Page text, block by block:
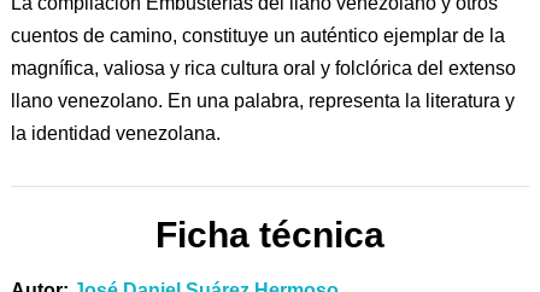
cuentos de camino, constituye un auténtico ejemplar de la
magnífica, valiosa y rica cultura oral y folclórica del extenso
llano venezolano. En una palabra, representa la literatura y
la identidad venezolana.
Ficha técnica